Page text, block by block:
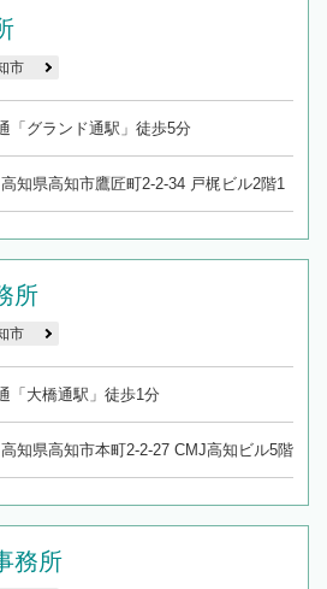
市
「グランド通駅」徒歩5分
知県高知市鷹匠町2-2-34 戸梶ビル2階1
所
市
「大橋通駅」徒歩1分
知県高知市本町2-2-27 CMJ高知ビル5階
務所